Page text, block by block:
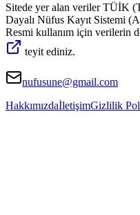
Sitede yer alan veriler TÜİK
Dayalı Nüfus Kayıt Sistemi
Resmi kullanım için verilerin
teyit ediniz.
nufusune@gmail.com
HakkımızdaİletişimGizlilik